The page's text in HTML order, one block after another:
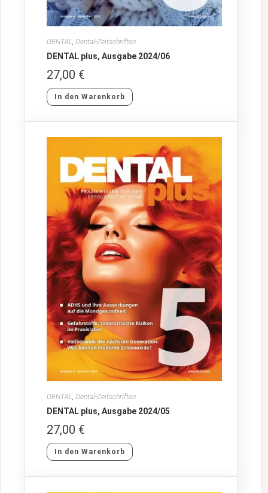
DENTAL ,Dental-Zeitschriften
DENTAL plus, Ausgabe 2024/06
27,00 €
In den Warenkorb
DENTAL,Dental-Zeitschriften
DENTAL plus, Ausgabe 2024/05
27,00 €
In den Warenkorb